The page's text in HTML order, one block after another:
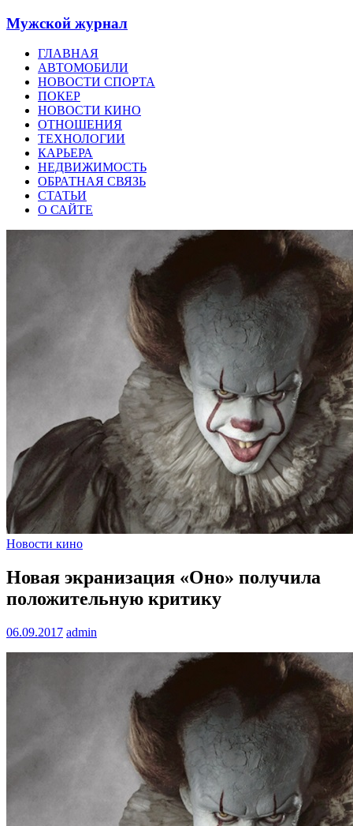
Мужской журнал
ГЛАВНАЯ
АВТОМОБИЛИ
НОВОСТИ СПОРТА
ПОКЕР
НОВОСТИ КИНО
ОТНОШЕНИЯ
ТЕХНОЛОГИИ
КАРЬЕРА
НЕДВИЖИМОСТЬ
ОБРАТНАЯ СВЯЗЬ
СТАТЬИ
О САЙТЕ
Новости кино
Новая экранизация «Оно» получила
положительную критику
06.09.2017 admin